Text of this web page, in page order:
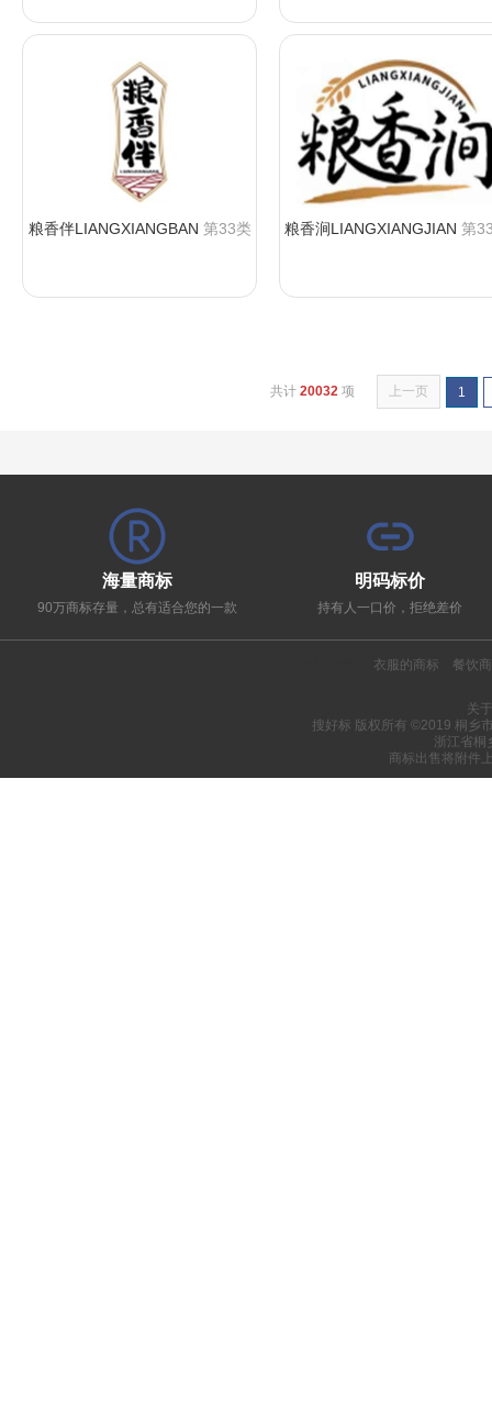
粮香伴LIANGXIANGBAN 第33类 粮香涧LIANGXIANGJIAN 第
共计 20032 项 上一页 1
海量商标
90万商标存量，总有适合您的一款
明码标价
持有人一口价，拒绝差价
衣服的商标 餐饮
关
搜好标 版权所有 ©2019 桐乡
浙江省桐
商标出售将附件